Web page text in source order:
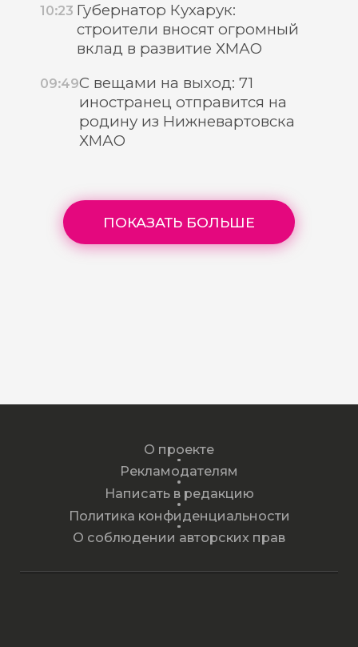
10:23 Губернатор Кухарук:
строители вносят огромный
вклад в развитие ХМАО
09:49С вещами на выход: 71
иностранец отправится на
родину из Нижневартовска
ХМАО
ПОКАЗАТЬ БОЛЬШЕ
О проекте
Рекламодателям
Написать в редакцию
Политика конфиденциальности
О соблюдении авторских прав